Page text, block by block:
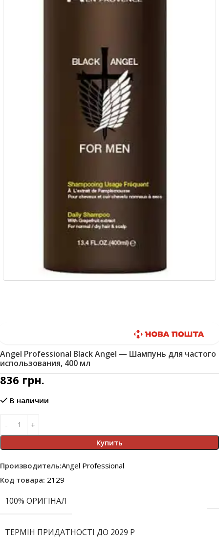
Angel Professional Black Angel — Шампунь для частого
использования, 400 мл
836 грн.
В наличии
Купить
Производитель:Angel Professional
Код товара: 2129
100% ОРИГІНАЛ
ТЕРМІН ПРИДАТНОСТІ ДО 2029 Р